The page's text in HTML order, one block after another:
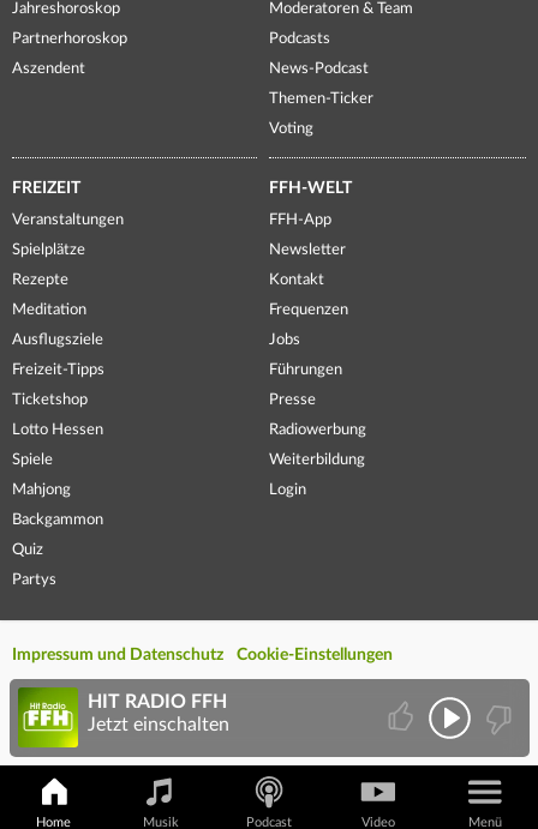
Jahreshoroskop
Partnerhoroskop
Aszendent
Moderatoren & Team
Podcasts
News-Podcast
Themen-Ticker
Voting
FREIZEIT
Veranstaltungen
Spielplätze
Rezepte
Meditation
Ausflugsziele
Freizeit-Tipps
Ticketshop
Lotto Hessen
Spiele
Mahjong
Backgammon
Quiz
Partys
FFH-WELT
FFH-App
Newsletter
Kontakt
Frequenzen
Jobs
Führungen
Presse
Radiowerbung
Weiterbildung
Login
Impressum und Datenschutz Cookie-Einstellungen
Home Musik Podcast Video Menü
HIT RADIO FFH
Jetzt einschalten